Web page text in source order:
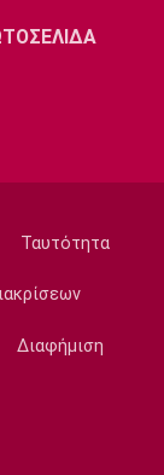
Ταυτότητα
Διαφήμιση